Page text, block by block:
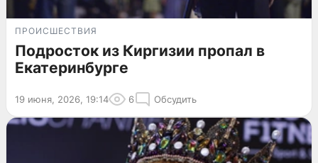
ПРОИСШЕСТВИЯ
Подросток из Киргизии пропал в
Екатеринбурге
19 июня, 2026, 19:14 6 Обсудить